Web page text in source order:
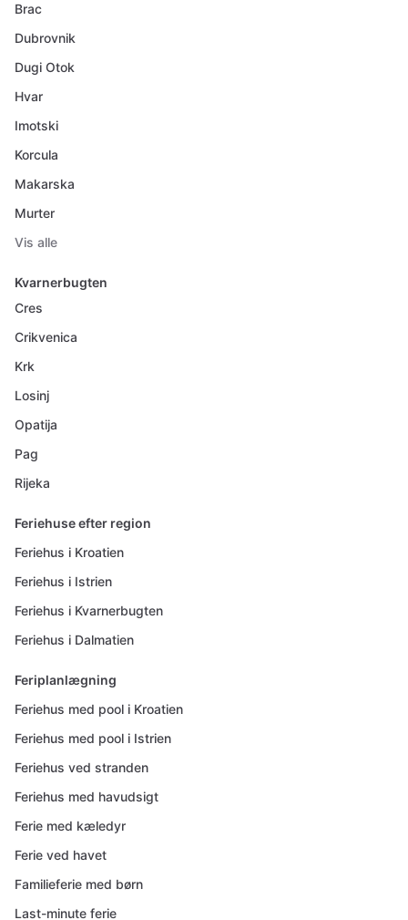
Brac
Dubrovnik
Dugi Otok
Hvar
Imotski
Korcula
Makarska
Murter
Vis alle
Kvarnerbugten
Cres
Crikvenica
Krk
Losinj
Opatija
Pag
Rijeka
Feriehuse efter region
Feriehus i Kroatien
Feriehus i Istrien
Feriehus i Kvarnerbugten
Feriehus i Dalmatien
Feriplanlægning
Feriehus med pool i Kroatien
Feriehus med pool i Istrien
Feriehus ved stranden
Feriehus med havudsigt
Ferie med kæledyr
Ferie ved havet
Familieferie med børn
Last-minute ferie